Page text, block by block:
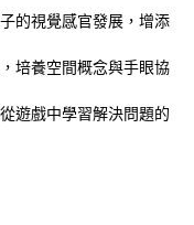
的視覺感官發展，增添
培養空間概念與手眼協
遊戲中學習解決問題的